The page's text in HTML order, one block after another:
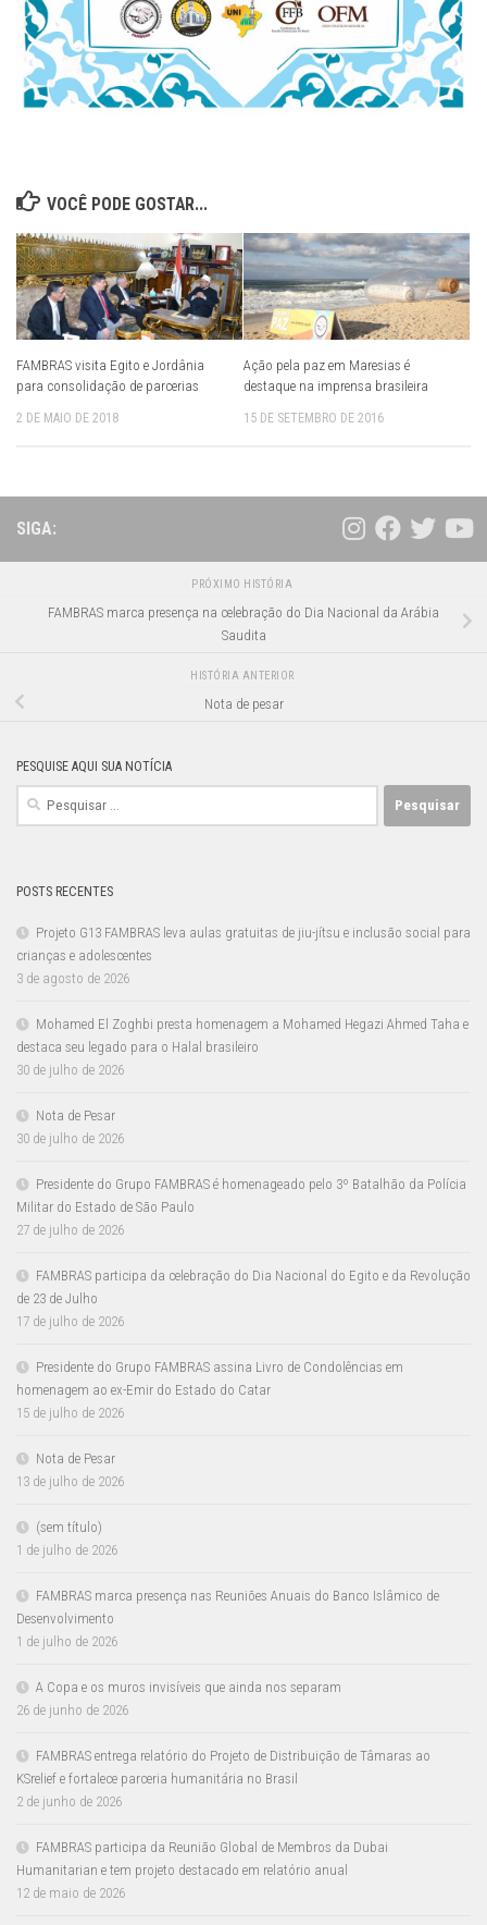
VOCÊ PODE GOSTAR...
FAMBRAS visita Egito e Jordânia
para consolidação de parcerias
2 DE MAIO DE 2018
Ação pela paz em Maresias é
destaque na imprensa brasileira
15 DE SETEMBRO DE 2016
SIGA:
PRÓXIMO HISTÓRIA
FAMBRAS marca presença na celebração do Dia Nacional da Arábia
Saudita
HISTÓRIA ANTERIOR
Nota de pesar
PESQUISE AQUI SUA NOTÍCIA
Pesquisar
POSTS RECENTES
Projeto G13 FAMBRAS leva aulas gratuitas de jiu-jítsu e inclusão social para
crianças e adolescentes
3 de agosto de 2026
Mohamed El Zoghbi presta homenagem a Mohamed Hegazi Ahmed Taha e
destaca seu legado para o Halal brasileiro
30 de julho de 2026
Nota de Pesar
30 de julho de 2026
Presidente do Grupo FAMBRAS é homenageado pelo 3º Batalhão da Polícia
Militar do Estado de São Paulo
27 de julho de 2026
FAMBRAS participa da celebração do Dia Nacional do Egito e da Revolução
de 23 de Julho
17 de julho de 2026
Presidente do Grupo FAMBRAS assina Livro de Condolências em
homenagem ao ex-Emir do Estado do Catar
15 de julho de 2026
Nota de Pesar
13 de julho de 2026
(sem título)
1 de julho de 2026
FAMBRAS marca presença nas Reuniões Anuais do Banco Islâmico de
Desenvolvimento
1 de julho de 2026
A Copa e os muros invisíveis que ainda nos separam
26 de junho de 2026
FAMBRAS entrega relatório do Projeto de Distribuição de Tâmaras ao
KSrelief e fortalece parceria humanitária no Brasil
2 de junho de 2026
FAMBRAS participa da Reunião Global de Membros da Dubai
Humanitarian e tem projeto destacado em relatório anual
12 de maio de 2026